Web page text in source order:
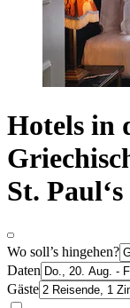
Hotels in
St.
Wo soll’s hingehen?
Daten
Gäste